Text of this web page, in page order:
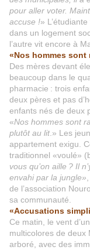
pour aller voter.
accuse !»
dans un logement
l’autre vit encore à
«Nos hommes sont
Des mères devant
beaucoup dans le
pharmacie : trois
deux pères et pas
enfants nés de deux
«Nos hommes sont
plutôt au lit .» Les
appartement exigu.
traditionnel «voulé»
vous qu’on aille ? Il
envahi par la jungle»
de l’association
sa communauté.
«Accusations
Ce matin, le vent
multicolores de deux
arboré, avec des